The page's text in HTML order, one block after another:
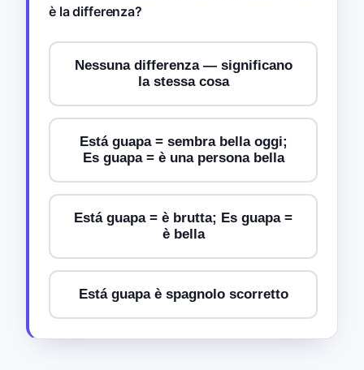
è la differenza?
Nessuna differenza — significano
la stessa cosa
Está guapa = sembra bella oggi;
Es guapa = è una persona bella
Está guapa = è brutta; Es guapa =
è bella
Está guapa è spagnolo scorretto